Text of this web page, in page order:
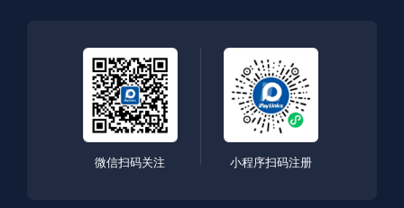
微信扫码关注 小程序扫码注册